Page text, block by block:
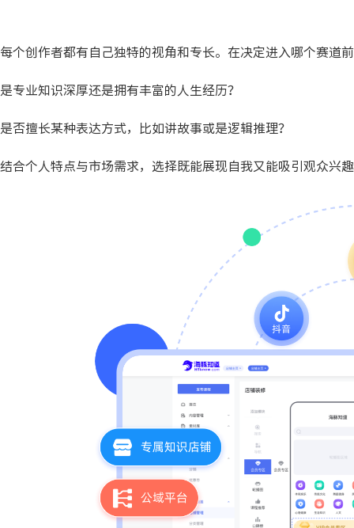
每个创作者都有自己独特的视角和专长。在决定进入哪个赛道
是专业知识深厚还是拥有丰富的人生经历？
是否擅长某种表达方式，比如讲故事或是逻辑推理？
结合个人特点与市场需求，选择既能展现自我又能吸引观众兴